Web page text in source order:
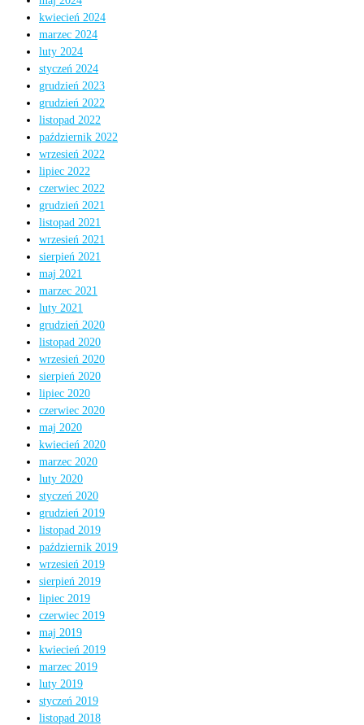
kwiecień 2024
marzec 2024
luty 2024
styczeń 2024
grudzień 2023
grudzień 2022
listopad 2022
październik 2022
wrzesień 2022
lipiec 2022
czerwiec 2022
grudzień 2021
listopad 2021
wrzesień 2021
sierpień 2021
maj 2021
marzec 2021
luty 2021
grudzień 2020
listopad 2020
wrzesień 2020
sierpień 2020
lipiec 2020
czerwiec 2020
maj 2020
kwiecień 2020
marzec 2020
luty 2020
styczeń 2020
grudzień 2019
listopad 2019
październik 2019
wrzesień 2019
sierpień 2019
lipiec 2019
czerwiec 2019
maj 2019
kwiecień 2019
marzec 2019
luty 2019
styczeń 2019
listopad 2018